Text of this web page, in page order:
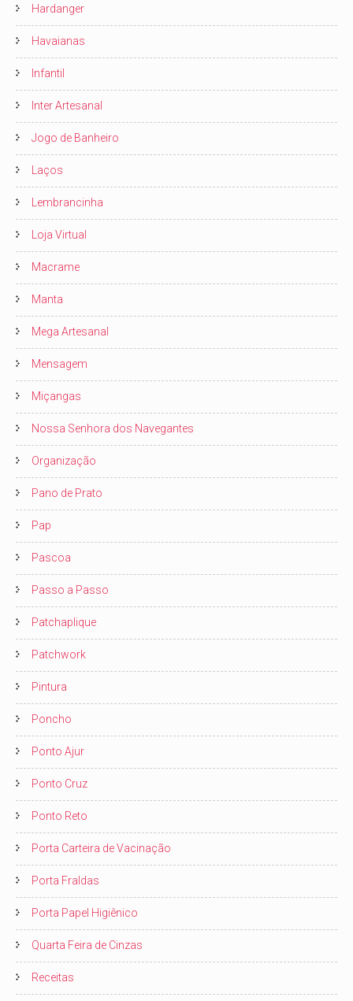
Hardanger
Havaianas
Infantil
Inter Artesanal
Jogo de Banheiro
Laços
Lembrancinha
Loja Virtual
Macrame
Manta
Mega Artesanal
Mensagem
Miçangas
Nossa Senhora dos Navegantes
Organização
Pano de Prato
Pap
Pascoa
Passo a Passo
Patchaplique
Patchwork
Pintura
Poncho
Ponto Ajur
Ponto Cruz
Ponto Reto
Porta Carteira de Vacinação
Porta Fraldas
Porta Papel Higiênico
Quarta Feira de Cinzas
Receitas